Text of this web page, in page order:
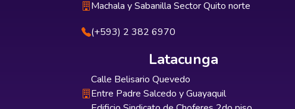
Machala y Sabanilla Sector Quito norte
(+593) 2 382 6970
Latacunga
Calle Belisario Quevedo
Entre Padre Salcedo y Guayaquil